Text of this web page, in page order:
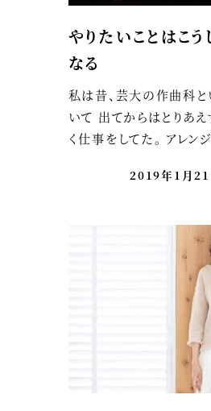
やりたいことはこ
なる
私は昔、芸大の作曲科と
いて 出てからはとりあ
く仕事をしてた。 アレ
2019年1月21